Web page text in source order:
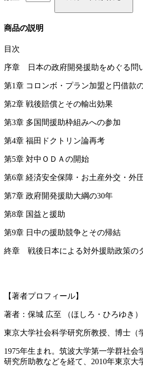
商品の説明
目次
序章 日本の政府開発援助をめぐる問
第1章 コロンボ・プラン加盟と円借款
第2章 戦後賠償とその輸出効果
第3章 多国間援助枠組みへの参加
第4章 福田ドクトリン論再考
第5章 対中ＯＤＡの開始
第6章 経済安全保障・お土産外交・外
第7章 政府開発援助大綱の30年
第8章 国益と援助
第9章 日中の援助競争とその帰結
終章 戦後日本による対外援助政策の
【著者プロフィール】
著者：保城 広至 （ほしろ・ひろゆき）
東京大学社会科学研究所教授、博士（
1975年生まれ。筑波大学第一学群社
研究所助教などを経て、2010年東京大